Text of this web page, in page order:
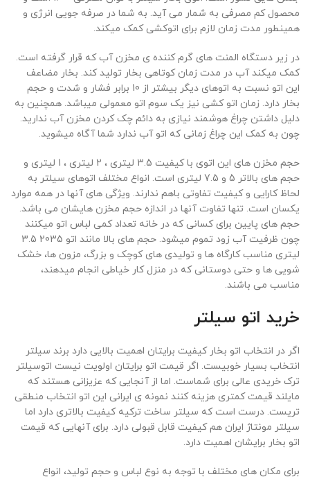
محصول کم مصرفی به شمار می آید. به شما در صرفه جویی انرژی و
همینطور مدت زمان لازم برای اتوکشی کمک میکند.
در زیر دستگاه المنت های گرم کننده ی مخزن آب که قرار گرفته است.
کمک میکند آب در مدت زمان کوتاهی بخار تولید کند. بخار مضاعف
این اتو نسبت به اتوهای دیگر بیشتر از 10 برابر فشار و شدت و حجم
بخار دارد. زمان اتو کشی نیز یک سوم اتو معمولی میباشد. همچنین به
دلیل داشتن چراغ هوشمند نیازی به دائم چک کردن مخزن آب ندارید.
چون به کمک این چراغ زمانی که اتو آب ندارد شما آگاه میشوید.
حجم مخزن های این اتوی با کیفیت 3.5 لیتری ، 2 لیتری ، 1 لیتری و
حجم های بالاتر 5 و 7.5 لیتری است. انواع مختلف اتوهای سیلتر به
لحاظ کارایی و کیفیت تفاوتی باهم ندارند. ویژگی های آنها در همه موارد
یکسان است. تنها تفاوت آنها در اندازه حجم مخزن هایشان می باشد.
حجم های پایین برای کسانی که در خانه تعداد کمی لباس اتو میکنند
چون ظرفیت آب زود تموم میشود. حجم های بالا مانند اتو 2035 3.5
لیتری مناسب کارگاه ها و تولیدی های کوچک و بزرگ، مزون ها، خشک
شویی ها و حتی دوستانی که در منزل کار خیاطی انجام میدهند،
مناسب می باشند.
خرید اتو سیلتر
اگر در انتخاب اتو بخار کیفیت برایتان اهمیت بالایی دارد برند سیلتر
انتخاب بسیار خوبیست. اگر قیمت اتو برایتان اولویت نیست اتوسیلتر
ترک خریدی عالی برای شماست. اما از آنجایی که عزیزانی هستند که
مایلند قیمت کمتری هزینه کنند نمونه ی ایرانی این اتو انتخاب منطقی
تریست. درست است که سیلتر ساخت ترکیه کیفیت بالاتری دارد اما
سیلتر مونتاژ ایران هم کیفیت قابل قبولی دارد. برای آنهایی که قیمت
اتو بخار برایشان اهمیت دارد.
برای مکان های مختلف با توجه به نوع لباس و حجم تولید، انواع